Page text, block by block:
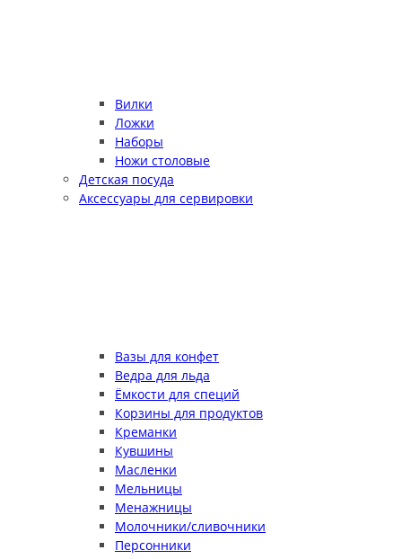
Вилки
Ложки
Наборы
Ножи столовые
Детская посуда
Аксессуары для сервировки
Вазы для конфет
Ведра для льда
Ёмкости для специй
Корзины для продуктов
Креманки
Кувшины
Масленки
Мельницы
Менажницы
Молочники/сливочники
Персонники